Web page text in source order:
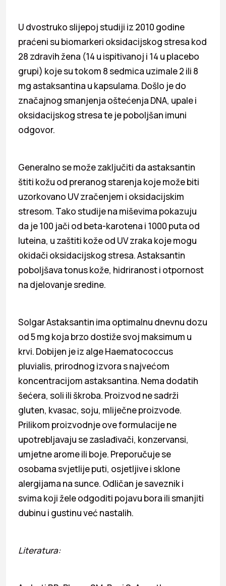
U dvostruko slijepoj studiji iz 2010 godine
praćeni su biomarkeri oksidacijskog stresa kod
28 zdravih žena (14 u ispitivanoj i 14 u placebo
grupi) koje su tokom 8 sedmica uzimale 2 ili 8
mg astaksantina u kapsulama. Došlo je do
značajnog smanjenja oštećenja DNA, upale i
oksidacijskog stresa te je poboljšan imuni
odgovor.
Generalno se može zaključiti da astaksantin
štiti kožu od preranog starenja koje može biti
uzorkovano UV zračenjem i oksidacijskim
stresom. Tako studije na miševima pokazuju
da je 100 jači od beta-karotena i 1000 puta od
luteina, u zaštiti kože od UV zraka koje mogu
okidači oksidacijskog stresa. Astaksantin
poboljšava tonus kože, hidriranost i otpornost
na djelovanje sredine.
Solgar Astaksantin ima optimalnu dnevnu dozu
od 5 mg koja brzo dostiže svoj maksimum u
krvi. Dobijen je iz alge Haematococcus
pluvialis, prirodnog izvora s najvećom
koncentracijom astaksantina. Nema dodatih
šećera, soli ili škroba. Proizvod ne sadrži
gluten, kvasac, soju, mliječne proizvode.
Prilikom proizvodnje ove formulacije ne
upotrebljavaju se zaslađivači, konzervansi,
umjetne arome ili boje. Preporučuje se
osobama svjetlije puti, osjetljive i sklone
alergijama na sunce. Odličan je saveznik i
svima koji žele odgoditi pojavu bora ili smanjiti
dubinu i gustinu već nastalih.
Literatura: